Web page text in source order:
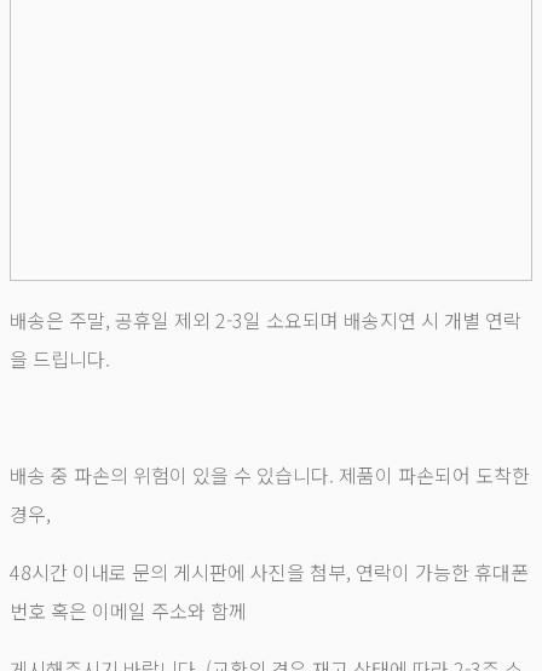
배송은 주말, 공휴일 제외 2-3일 소요되며 배송지연 시 개별 연락
을 드립니다.
배송 중 파손의 위험이 있을 수 있습니다. 제품이 파손되어 도착한
경우,
48시간 이내로 문의 게시판에 사진을 첨부, 연락이 가능한 휴대폰
번호 혹은 이메일 주소와 함께